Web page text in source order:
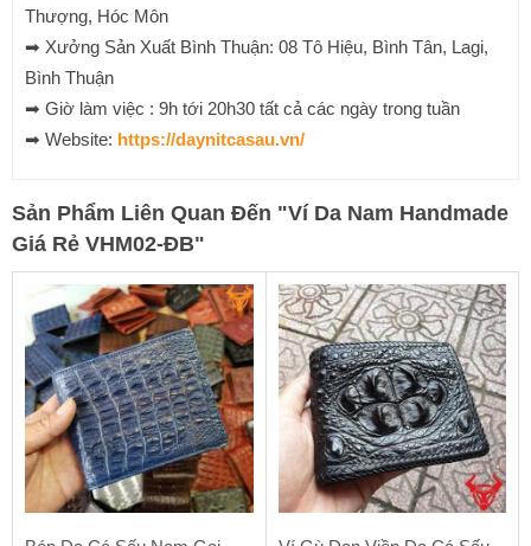
Thượng, Hóc Môn
➡ Xưởng Sản Xuất Bình Thuận: 08 Tô Hiệu, Bình Tân, Lagi,
Bình Thuận
➡ Giờ làm việc : 9h tới 20h30 tất cả các ngày trong tuần
➡ Website: https://daynitcasau.vn/
Sản Phẩm Liên Quan Đến "Ví Da Nam Handmade
Giá Rẻ VHM02-ĐB"